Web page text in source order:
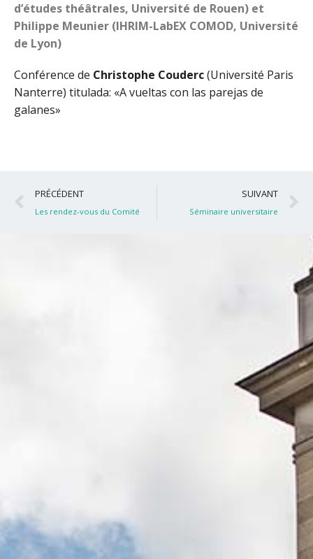
d’études théâtrales, Université de Rouen) et
Philippe Meunier (IHRIM-LabEX COMOD, Université
de Lyon)
Conférence de Christophe Couderc(Université Paris
Nanterre) titulada: «A vueltas con las parejas de
galanes»
Précédent
PRÉCÉDENT
Les rendez-vous du Comité
SUIVANT
Séminaire universitaire